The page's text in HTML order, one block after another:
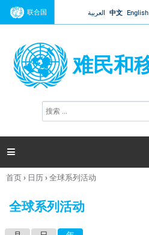
Jump to
联合国 العربية 中文 English
难民和
搜
索

你
这
首页› 日历›全球系列活动
全球系列活动